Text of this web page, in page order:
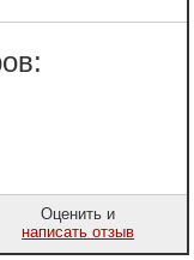
Оценить и
написать отзыв